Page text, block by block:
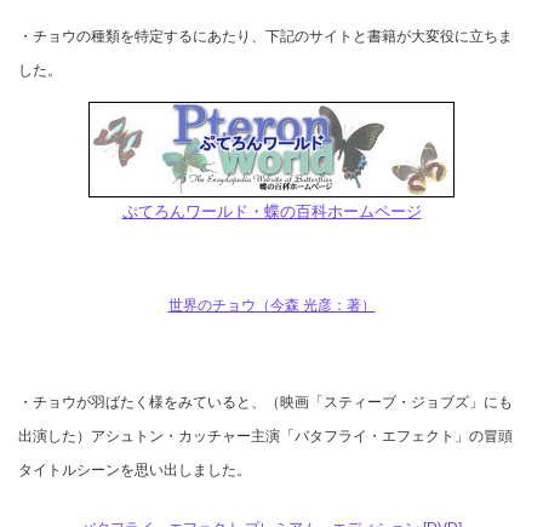
・チョウの種類を特定するにあたり、下記のサイトと書籍が大変役に立ちま
した。
ぷてろんワールド・蝶の百科ホームページ
世界のチョウ（今森 光彦：著）
・チョウが羽ばたく様をみていると、（映画「スティーブ・ジョブズ」にも
出演した）アシュトン・カッチャー主演「バタフライ・エフェクト」の冒頭
タイトルシーンを思い出しました。